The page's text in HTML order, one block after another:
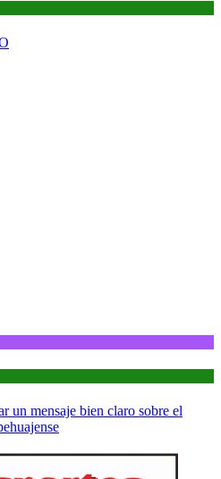
un mensaje bien claro sobre el